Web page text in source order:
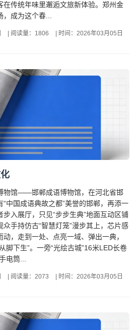
在传统年味里邂逅文旅新体验。郑州金
成为这个春...
阅读量：1806 时间：2026年03月05日
物馆——邯郸成语博物馆，在河北省邯
中国成语典故之都”美誉的邯郸，再添一
入展厅，只见“步步生典”地面互动区铺
手持仿古“智慧灯笼”漫步其上，芯片感
，走到一处、点亮一域、弹出一典，
脚下生”。一旁“光绘古城”16米LED长卷
电筒...
阅读量：2073 时间：2026年03月05日